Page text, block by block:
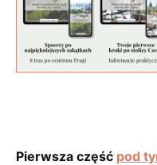
Pierwsza część pod